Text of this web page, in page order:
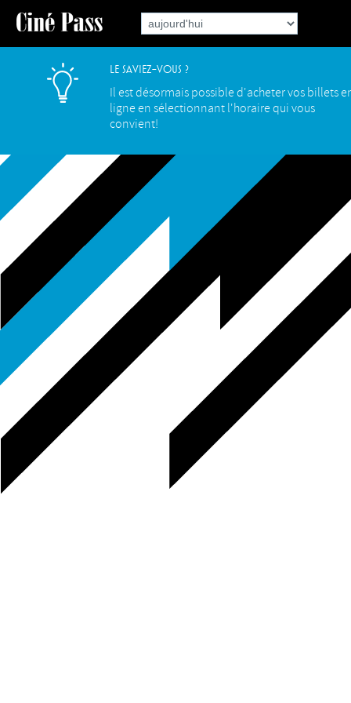
Le saviez-vous ?
Il est désormais possible d'acheter vos billets
ligne en sélectionnant l'horaire qui vous
convient!